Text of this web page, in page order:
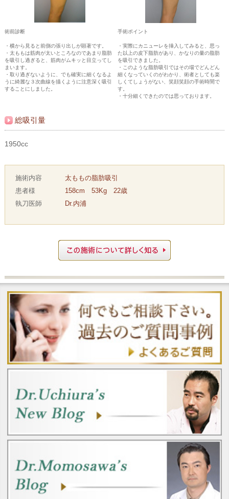
術前診断
・横から見ると前側の張り出しが顕著です。
・太ももは筋肉が太いところなのであまり脂肪
を吸引し過ぎると、筋肉がムキッと目立ってし
まいます。
・取り過ぎないように、でも確実に細くなるよ
うに綺麗な３次曲線を描くように注意深く吸引
することにしました。
手術ポイント
・実際にカニューレを挿入してみると、思っ
た以上の皮下脂肪があり、かなりの量の脂肪
を吸引できました。
・このような脂肪吸引ではその場でどんどん
細くなっていくのがわかり、術者としても楽
しくてしょうがない、笑顔笑顔の手術時間で
す。
・十分細くできたのでは思っております。
総吸引量
1950cc
施術内容
太ももの脂肪吸引
患者様
158cm 53Kg 22歳
執刀医師
Dr.内浦